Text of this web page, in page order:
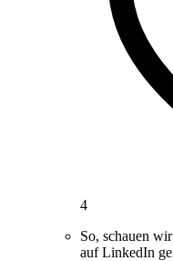
4
So, schauen
auf LinkedIn